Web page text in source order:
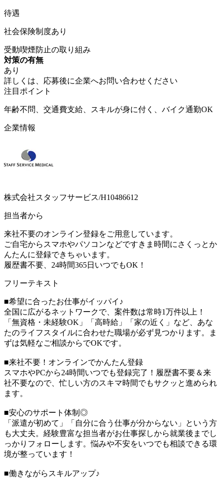
待遇
社会保険制度あり
受動喫煙防止の取り組み
対策の有無
あり
詳しくは、応募後に企業へお問い合わせください
注目ポイント
年齢不問、交通費支給、スキルが身に付く、バイク通勤OK
企業情報
株式会社スタッフサービス/H10486612
担当者から
来社不要のオンライン登録をご用意しています。
ご自宅からスマホやパソコンなどですきま時間にさくっとか
んたんに登録できちゃいます。
履歴書不要、24時間365日いつでもOK！
フリーテキスト
■希望に合ったお仕事がイッパイ♪
全国に広がるネットワークで、案件数は常時1万件以上！
「無資格・未経験OK」「高時給」「家の近く」など、あな
たのライフスタイルに合わせた職場が必ず見つかります。ま
ずは気軽なご相談からでOKです。
■来社不要！オンラインでかんたん登録
スマホやPCから24時間いつでも登録完了！履歴書不要＆来
社不要なので、忙しい方のスキマ時間でもサクッと進められ
ます。
■安心のサポート体制◎
「派遣が初めて」「自分に合う仕事が分からない」という方
も大丈夫。経験豊富な担当者がお仕事探しから就業後までし
っかりフォローします。悩みや不安をいつでも相談できる環
境が整っています！
■働きながらスキルアップ♪